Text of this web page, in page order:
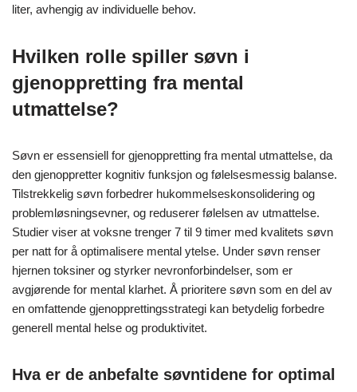
liter, avhengig av individuelle behov.
Hvilken rolle spiller søvn i
gjenoppretting fra mental
utmattelse?
Søvn er essensiell for gjenoppretting fra mental utmattelse, da
den gjenoppretter kognitiv funksjon og følelsesmessig balanse.
Tilstrekkelig søvn forbedrer hukommelseskonsolidering og
problemløsningsevner, og reduserer følelsen av utmattelse.
Studier viser at voksne trenger 7 til 9 timer med kvalitets søvn
per natt for å optimalisere mental ytelse. Under søvn renser
hjernen toksiner og styrker nevronforbindelser, som er
avgjørende for mental klarhet. Å prioritere søvn som en del av
en omfattende gjenopprettingsstrategi kan betydelig forbedre
generell mental helse og produktivitet.
Hva er de anbefalte søvntidene for optimal